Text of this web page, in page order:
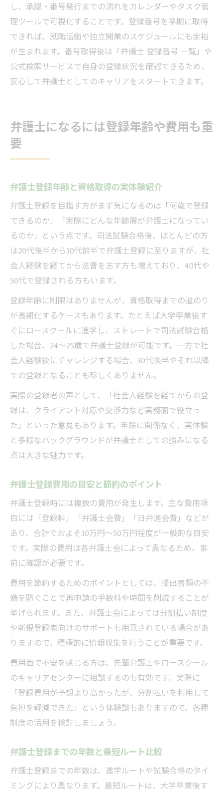
し、承認・番号発行までの流れをカレンダーやタスク管
理ツールで可視化することです。登録番号を早期に取得
できれば、就職活動や独立開業のスケジュールにも余裕
が生まれます。番号取得後は「弁護士 登録番号 一覧」や
公式検索サービスで自身の登録状況を確認できるため、
安心して弁護士としてのキャリアをスタートできます。
弁護士になるには登録年齢や費用も重
要
弁護士登録年齢と資格取得の実体験紹介
弁護士登録を目指す方がまず気になるのは「何歳で登録
できるのか」「実際にどんな年齢層が弁護士になってい
るのか」という点です。司法試験合格後、ほとんどの方
は20代後半から30代前半で弁護士登録に至りますが、社
会人経験を経てから法曹を志す方も増えており、40代や
50代で登録される方もいます。
登録年齢に制限はありませんが、資格取得までの道のり
が長期化するケースもあります。たとえば大学卒業後す
ぐにロースクールに進学し、ストレートで司法試験合格
した場合、24～25歳で弁護士登録が可能です。一方で社
会人経験後にチャレンジする場合、30代後半やそれ以降
での登録となることも珍しくありません。
実際の登録者の声として、「社会人経験を経てからの登
録は、クライアント対応や交渉力など実務面で役立っ
た」といった意見もあります。年齢に関係なく、実体験
と多様なバックグラウンドが弁護士としての強みになる
点は大きな魅力です。
弁護士登録費用の目安と節約のポイント
弁護士登録時には複数の費用が発生します。主な費用項
目には「登録料」「弁護士会費」「日弁連会費」などが
あり、合計でおよそ30万円〜50万円程度が一般的な目安
です。実際の費用は各弁護士会によって異なるため、事
前に確認が必要です。
費用を節約するためのポイントとしては、提出書類の不
備を防ぐことで再申請の手数料や時間を削減することが
挙げられます。また、弁護士会によっては分割払い制度
や新規登録者向けのサポートも用意されている場合があ
りますので、積極的に情報収集を行うことが重要です。
費用面で不安を感じる方は、先輩弁護士やロースクール
のキャリアセンターに相談するのも有効です。実際に
「登録費用が予想より高かったが、分割払いを利用して
負担を軽減できた」という体験談もありますので、各種
制度の活用を検討しましょう。
弁護士登録までの年数と最短ルート比較
弁護士登録までの年数は、進学ルートや試験合格のタイ
ミングにより異なります。最短ルートは、大学卒業後す